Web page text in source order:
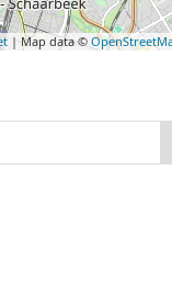
| Map data ©